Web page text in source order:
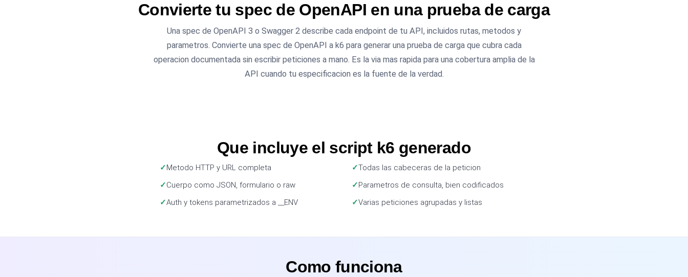
Convierte tu spec de OpenAPI en una prueba de carga
Una spec de OpenAPI 3 o Swagger 2 describe cada endpoint de tu API, incluidos rutas, metodos y
parametros. Convierte una spec de OpenAPI a k6 para generar una prueba de carga que cubra cada
operacion documentada sin escribir peticiones a mano. Es la via mas rapida para una cobertura amplia de la
API cuando tu especificacion es la fuente de la verdad.
Que incluye el script k6 generado
Metodo HTTP y URL completa
Todas las cabeceras de la peticion
Cuerpo como JSON, formulario o raw
Parametros de consulta, bien codificados
Auth y tokens parametrizados a __ENV
Varias peticiones agrupadas y listas
Como funciona